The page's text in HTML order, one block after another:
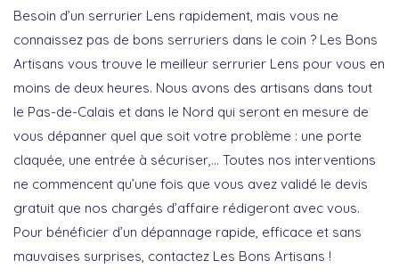
Besoin d’un serrurier Lens rapidement, mais vous ne
connaissez pas de bons serruriers dans le coin ? Les Bons
Artisans vous trouve le meilleur serrurier Lens pour vous en
moins de deux heures. Nous avons des artisans dans tout
le Pas-de-Calais et dans le Nord qui seront en mesure de
vous dépanner quel que soit votre problème : une porte
claquée, une entrée à sécuriser,… Toutes nos interventions
ne commencent qu’une fois que vous avez validé le devis
gratuit que nos chargés d’affaire rédigeront avec vous.
Pour bénéficier d’un dépannage rapide, efficace et sans
mauvaises surprises, contactez Les Bons Artisans !